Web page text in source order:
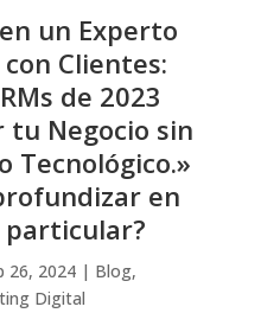
un Experto
Clientes:
de 2023
Negocio sin
Tecnológico.»
en
particular?
26, 2024| Blog,
Digital